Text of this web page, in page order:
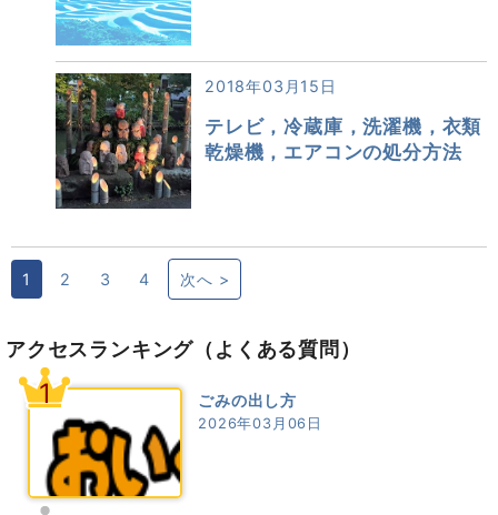
2018年03月15日
テレビ，冷蔵庫，洗濯機，衣類
乾燥機，エアコンの処分方法
1 2 3 4 次へ >
アクセスランキング （よくある質問）
1 ごみの出し方
2026年03月06日